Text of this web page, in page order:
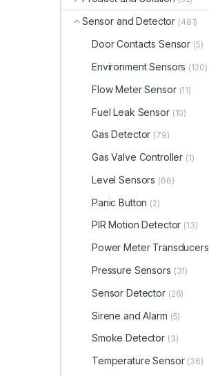
Sensor and Detector (481)
Door Contacts Sensor (5)
Environment Sensors (120)
Flow Meter Sensor (11)
Fuel Leak Sensor (10)
Gas Detector (79)
Gas Valve Controller (1)
Level Sensors (66)
Panic Button (2)
PIR Motion Detector (13)
Power Meter Transducers
Pressure Sensors (31)
Sensor Detector (26)
Sirene and Alarm (5)
Smoke Detector (3)
Temperature Sensor (36)